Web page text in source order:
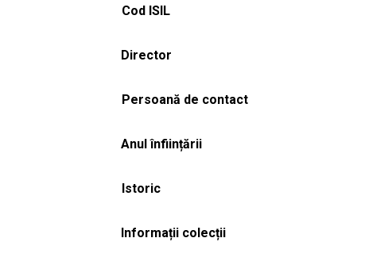
Cod ISIL
Director
Persoană de contact
Anul înființării
Istoric
Informații colecții